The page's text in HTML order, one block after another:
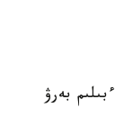
قىزىلوردا. KAZINFORM - بيىل قاڭتار ايىندا قىزىلوردا وبلىسىنداعى مەكتەپكە دەيىنگى 13 ءبىلىم بەرۋ